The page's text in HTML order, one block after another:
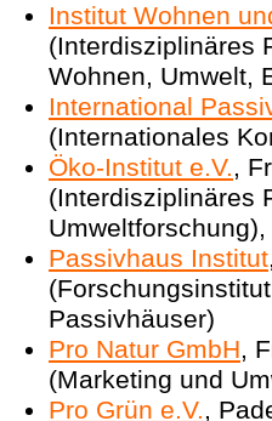
Institut Wohnen
(Interdisziplinäres
Wohnen, Umwelt,
International
(Internationales
Öko-Institut e.V.,
(Interdisziplinäres
Umweltforschung),
Passivhaus Institut
Passivhäuser)
Pro Natur GmbH,
(Marketing und
Pro Grün e.V.,